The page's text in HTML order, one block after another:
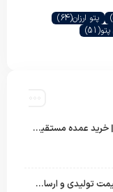
پتو ارزان(64)
(51)
قیمت پتو تک نفره برجسته پروانه | خرید عمده مستقیم با بهترین قیمت بازار
فروش عمده پتو یک‌نفره پریما با قیمت تولیدی و ارسال به سراسر کشور